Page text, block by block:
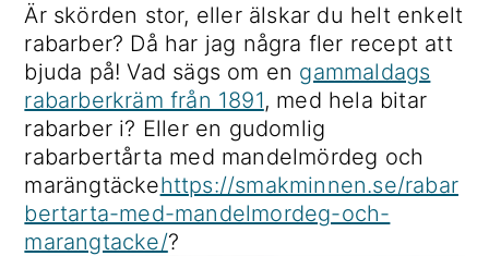
Är skörden stor, eller älskar du helt enkelt
rabarber? Då har jag några fler recept att
bjuda på! Vad sägs om en gammaldags
rabarberkräm från 1891, med hela bitar
rabarber i? Eller en gudomlig
rabarbertårta med mandelmördeg och
marängtäckehttps://smakminnen.se/rabar
bertarta-med-mandelmordeg-och-
marangtacke/?